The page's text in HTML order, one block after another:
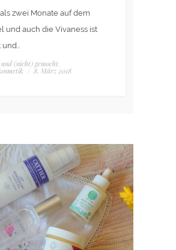
zwei Monate auf dem
und auch die Vivaness ist
(nicht) gemocht,
/ 8. März 2018